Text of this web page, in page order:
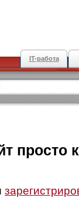
IT-работа
просто